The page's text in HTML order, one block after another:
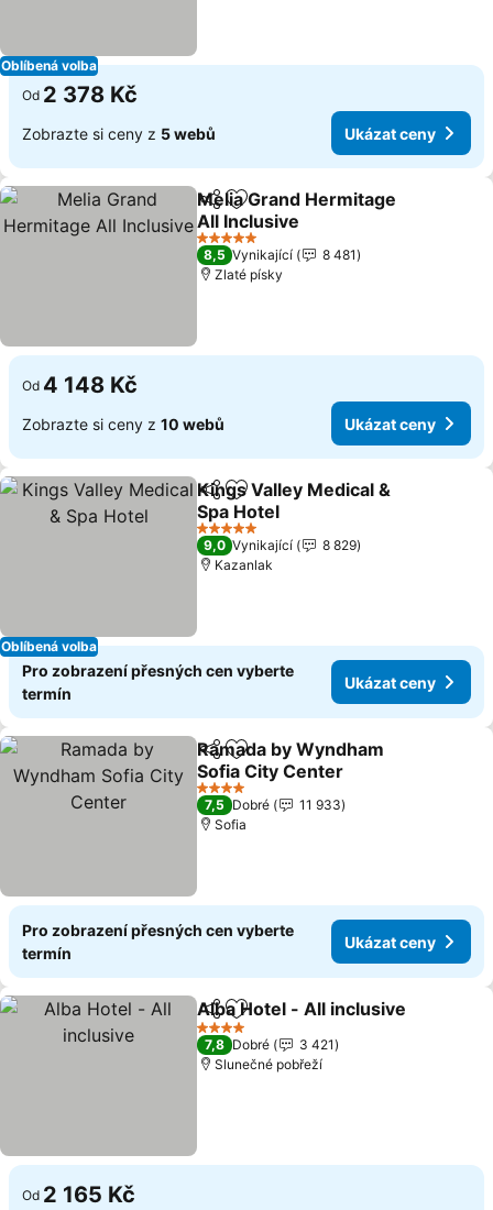
Oblíbená volba
Od 2 378 Kč
Zobrazte si ceny z 5 webů Ukázat ceny
SdíletPřidat na seznam oblíbených
Melia Grand Hermitage
All Inclusive
5 Počet hvězdiček
8,5 Vynikající
8 481
Zlaté písky
Od 4 148 Kč
Zobrazte si ceny z 10 webů Ukázat ceny
Oblíbená volba
SdíletPřidat na seznam oblíbených
Kings Valley Medical &
Spa Hotel
5 Počet hvězdiček
9,0 Vynikající
8 829
Kazanlak
Pro zobrazení přesných cen vyberte
termín
Ukázat ceny
SdíletPřidat na seznam oblíbených
Ramada by Wyndham
Sofia City Center
4 Počet hvězdiček
7,5 Dobré
11 933
Sofia
Pro zobrazení přesných cen vyberte
termín
Ukázat ceny
SdíletPřidat na seznam oblíbených
Alba Hotel - All inclusive
4 Počet hvězdiček
7,8 Dobré
3 421
Slunečné pobřeží
Od 2 165 Kč